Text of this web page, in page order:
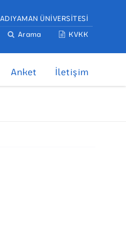
ADIYAMAN ÜNİVERSİTESİ
Arama KVKK
Anket İletişim